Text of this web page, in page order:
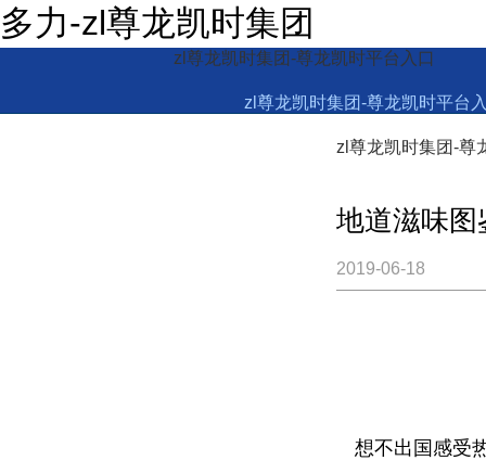
多力-zl尊龙凯时集团
zl尊龙凯时集团-尊龙凯时平台入口
zl尊龙凯时集团-尊龙凯时平台
zl尊龙凯时集团-尊
地道滋味
2019-06-18
想不出国感受